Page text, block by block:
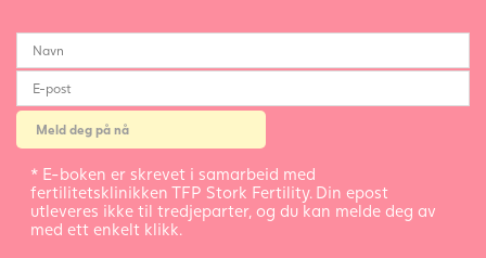
* E-boken er skrevet i samarbeid med
fertilitetsklinikken TFP Stork Fertility. Din epost
utleveres ikke til tredjeparter, og du kan melde deg av
med ett enkelt klikk.